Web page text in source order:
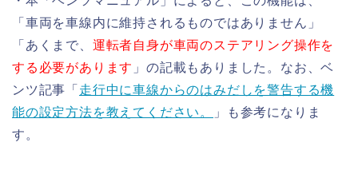
「車両を車線内に維持されるものではありません」
「あくまで、 運転者自身が車両のステアリング操作を
する必要があります 」の記載もありました。なお、ベ
ンツ記事「 走行中に車線からのはみだしを警告する機
能の設定方法を教えてください。
」も参考になりま
す。